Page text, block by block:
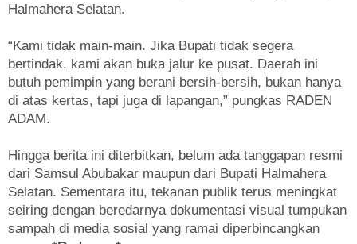
Halmahera Selatan.
“Kami tidak main-main. Jika Bupati tidak segera
bertindak, kami akan buka jalur ke pusat. Daerah ini
butuh pemimpin yang berani bersih-bersih, bukan hanya
di atas kertas, tapi juga di lapangan,” pungkas RADEN
ADAM.
Hingga berita ini diterbitkan, belum ada tanggapan resmi
dari Samsul Abubakar maupun dari Bupati Halmahera
Selatan. Sementara itu, tekanan publik terus meningkat
seiring dengan beredarnya dokumentasi visual tumpukan
sampah di media sosial yang ramai diperbincangkan